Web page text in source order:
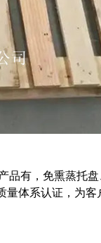
品有， 免熏蒸托盘
体系认证，为